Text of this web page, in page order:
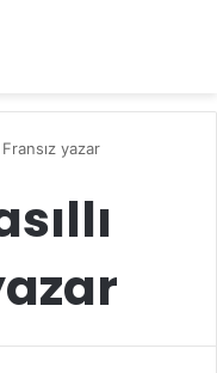
Fransız yazar